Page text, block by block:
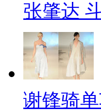
张肇达
谢锋骑